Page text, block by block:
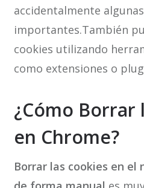
accidentalmente
importantes.También
cookies utilizando
como extensiones o
¿Cómo Borrar
en Chrome?
Borrar las cookies en el